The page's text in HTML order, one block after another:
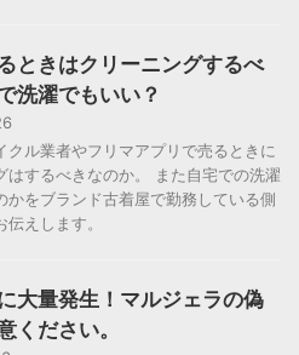
ときはクリーニングするべ
洗濯でもいい？
クル業者やフリマアプリで売るときに
はするべきなのか。 また自宅での洗濯
かをブランド古着屋で勤務している側
えします。
大量発生！マルジェラの偽
ください。